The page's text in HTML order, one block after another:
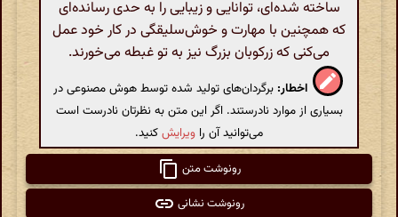
ساخته شده‌ای، توانایی و زیبایی را به حدی رسانده‌ای
که همچنین با مهارت و خوش‌سلیقگی در کار خود عمل
می‌کنی که زرکوبان بزرگ نیز به تو غبطه می‌خورند.
اخطار: برگردان‌های تولید شده توسط هوش مصنوعی در
بسیاری از موارد نادرستند. اگر این متن به نظرتان نادرست است
می‌توانید آن را ویرایشکنید.
رونوشت متن
رونوشت نشانی